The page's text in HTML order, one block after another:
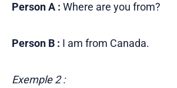
Person A : Where are you from?
Person B : I am from Canada.
Exemple 2 :